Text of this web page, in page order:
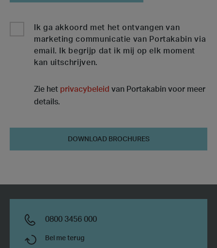
Ik ga akkoord met het ontvangen van
marketing communicatie van Portakabin via
email. Ik begrijp dat ik mij op elk moment
kan uitschrijven.
Zie het privacybeleid van Portakabin voor meer
details.
0800 3456 000
Bel me terug